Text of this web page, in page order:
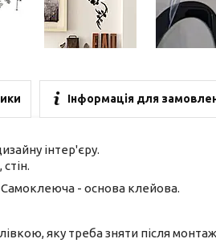
Інформація для
інтер'єру.
- основа клейова.
яку треба зняти після